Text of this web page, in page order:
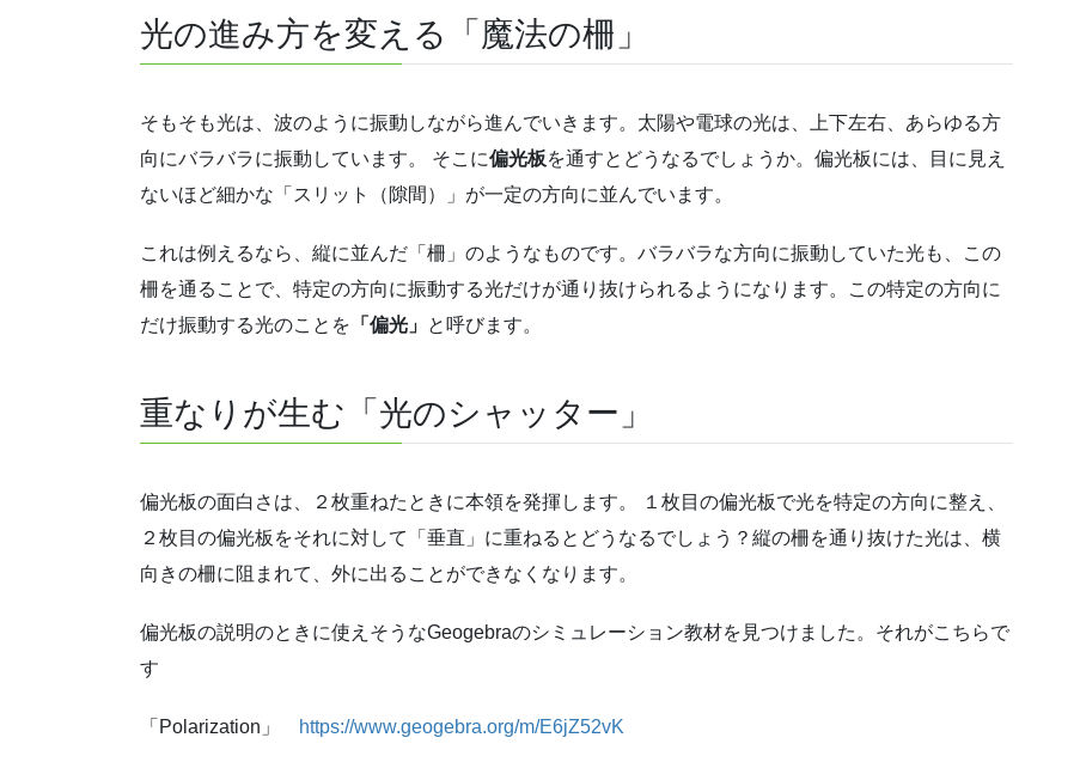
光の進み方を変える「魔法の柵」
そもそも光は、波のように振動しながら進んでいきます。太陽や電球の光は、上下左右、あらゆる方
向にバラバラに振動しています。 そこに偏光板を通すとどうなるでしょうか。偏光板には、目に見え
ないほど細かな「スリット（隙間）」が一定の方向に並んでいます。
これは例えるなら、縦に並んだ「柵」のようなものです。バラバラな方向に振動していた光も、この
柵を通ることで、特定の方向に振動する光だけが通り抜けられるようになります。この特定の方向に
だけ振動する光のことを 「偏光」 と呼びます。
重なりが生む「光のシャッター」
偏光板の面白さは、２枚重ねたときに本領を発揮します。 １枚目の偏光板で光を特定の方向に整え、
２枚目の偏光板をそれに対して「垂直」に重ねるとどうなるでしょう？縦の柵を通り抜けた光は、横
向きの柵に阻まれて、外に出ることができなくなります。
偏光板の説明のときに使えそうなGeogebraのシミュレーション教材を見つけました。それがこちらで
す
「Polarization」 https://www.geogebra.org/m/E6jZ52vK